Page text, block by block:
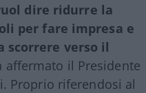
dire ridurre la
per fare impresa e
verso il
affermato il Presidente
Proprio riferendosi al